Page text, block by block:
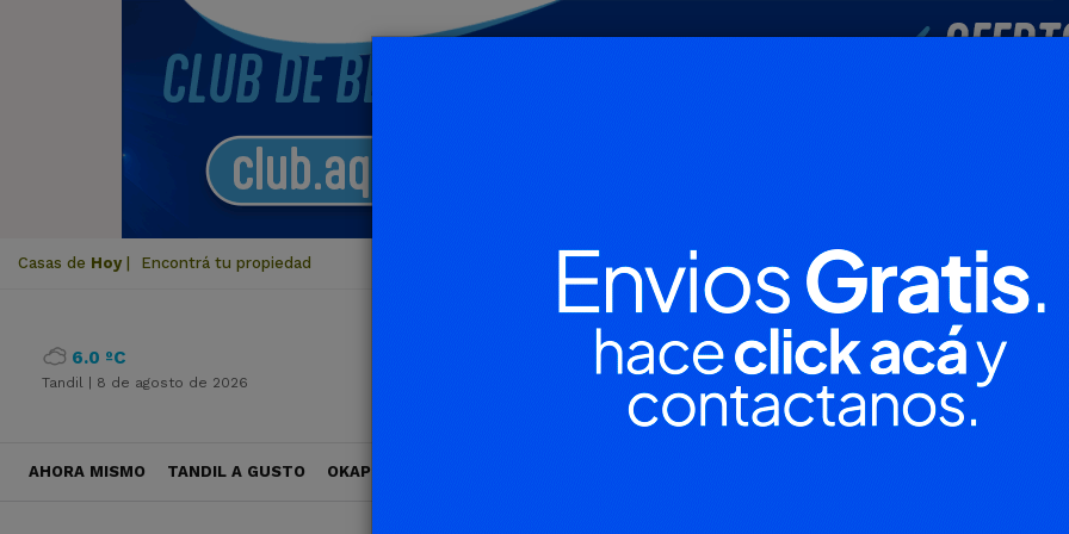
Casas de Hoy Encontrá tu propiedad
6.0 ºC
Tandil | 8 de agosto de 2026
AHORA MISMO TANDIL A GUSTO OKAPI VIAJES